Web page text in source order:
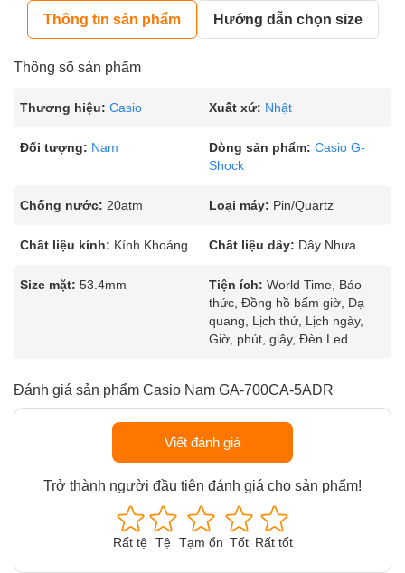
Thông tin sản phẩm Hướng dẫn chọn size
Thông số sản phẩm
Thương hiệu: Casio Xuất xứ: Nhật
Đối tượng: Nam Dòng sản phẩm: Casio G-
Shock
Chống nước: 20atm Loại máy: Pin/Quartz
Chất liệu kính: Kính Khoáng Chất liệu dây: Dây Nhựa
Size mặt: 53.4mm Tiện ích: World Time, Báo
thức, Đồng hồ bấm giờ, Dạ
quang, Lịch thứ, Lịch ngày,
Giờ, phút, giây, Đèn Led
Đánh giá sản phẩm Casio Nam GA-700CA-5ADR
Viết đánh giá
Trở thành người đầu tiên đánh giá cho sản phẩm!
Rất tệ Tệ Tạm ổn Tốt Rất tốt